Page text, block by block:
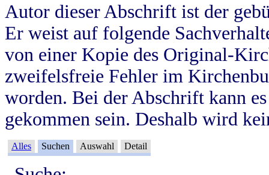
Autor dieser Abschrift ist der
Er weist auf folgende
von einer Kopie des Original-
zweifelsfreie Fehler im
worden. Bei der Abschrift kann
gekommen sein. Deshalb wird
Alles Suchen Auswahl Detail